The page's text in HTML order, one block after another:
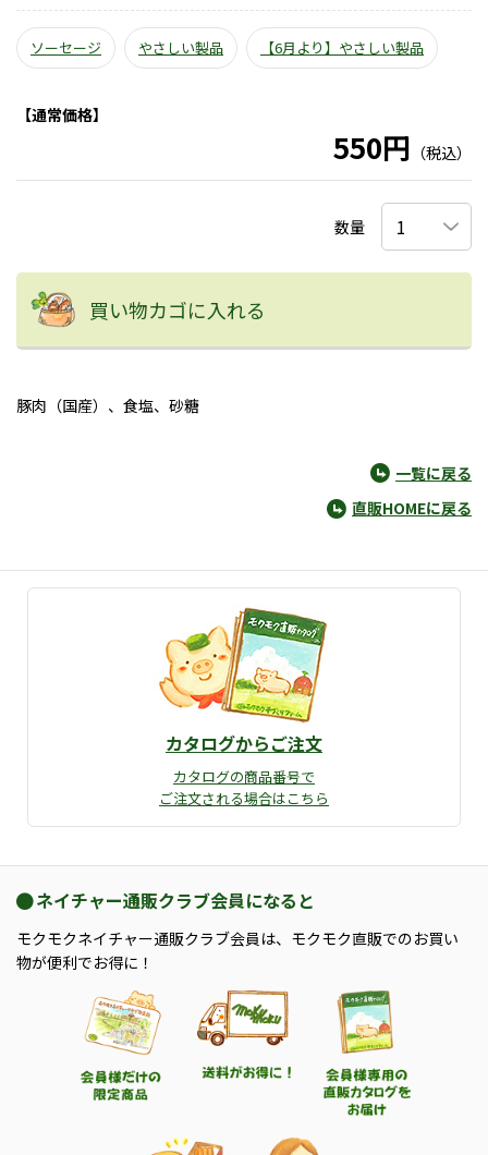
ソーセージ やさしい製品 【6月より】やさしい製品
【通常価格】
550円 （税込）
数量
買い物カゴに入れる
豚肉（国産）、食塩、砂糖
一覧に戻る
直販HOMEに戻る
カタログからご注文
カタログの商品番号で
ご注文される場合はこちら
ネイチャー通販クラブ会員になると
モクモクネイチャー通販クラブ会員は、モクモク直販でのお買い
物が便利でお得に！